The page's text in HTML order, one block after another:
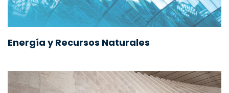
Energía y Recursos Naturales